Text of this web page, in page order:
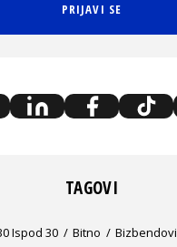
PRIJAVI SE
TAGOVI
Ispod 30 Bitno
Bizbendovi